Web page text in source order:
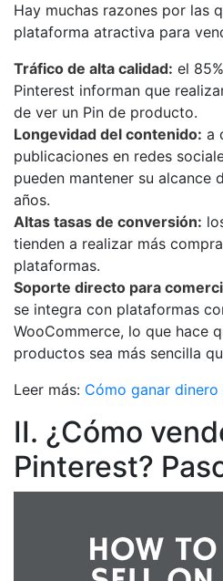
Hay muchas razones por las
plataforma atractiva para
Tráfico de alta calidad: el
Pinterest informan que
de ver un Pin de producto.
Longevidad del contenido: a
publicaciones en redes
pueden mantener su alcance
años.
Altas tasas de conversión:
tienden a realizar más
plataformas.
Soporte directo para
se integra con plataformas
WooCommerce, lo que hace
productos sea más sencilla
Leer más: Cómo ganar dinero
II. ¿Cómo
Pinterest?